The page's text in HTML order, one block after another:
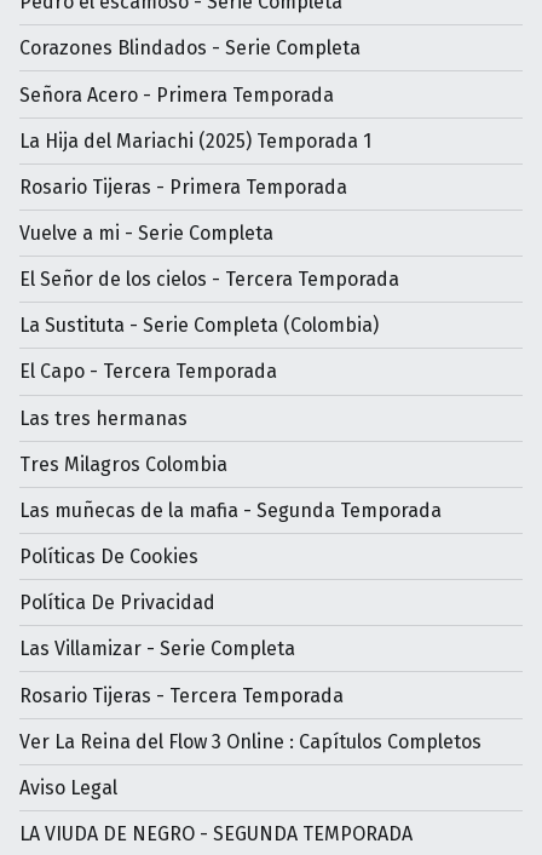
Corazones Blindados - Serie Completa
Señora Acero - Primera Temporada
La Hija del Mariachi (2025) Temporada 1
Rosario Tijeras - Primera Temporada
Vuelve a mi - Serie Completa
El Señor de los cielos - Tercera Temporada
La Sustituta - Serie Completa (Colombia)
El Capo - Tercera Temporada
Las tres hermanas
Tres Milagros Colombia
Las muñecas de la mafia - Segunda Temporada
Políticas De Cookies
Política De Privacidad
Las Villamizar - Serie Completa
Rosario Tijeras - Tercera Temporada
Ver La Reina del Flow 3 Online : Capítulos Completos
Aviso Legal
LA VIUDA DE NEGRO - SEGUNDA TEMPORADA